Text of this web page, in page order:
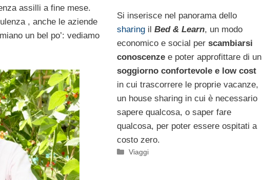
assilli a fine mese.
, anche le aziende
un bel po’: vediamo
Si inserisce nel panorama dello
sharing il Bed & Learn, un modo
economico e social per scambiarsi
conoscenzee poter approfittare di un
soggiorno confortevole e low cost
in cui trascorrere le proprie vacanze,
un house sharing in cui è necessario
sapere qualcosa, o saper fare
qualcosa, per poter essere ospitati a
costo zero.
Categorie
Viaggi